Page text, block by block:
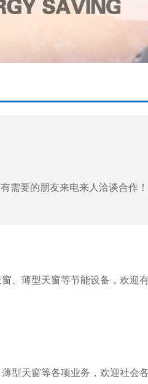
要的朋友来电来人洽谈合作！
、薄型天窗等节能设备，欢迎
型天窗等各项业务，欢迎社会